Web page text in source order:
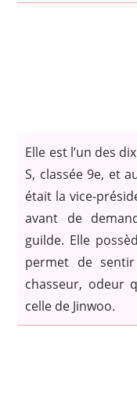
Elle est l’un des
S, classée 9e, et
était la vice-
avant de
guilde. Elle
permet de
chasseur, odeur
celle de Jinwoo.